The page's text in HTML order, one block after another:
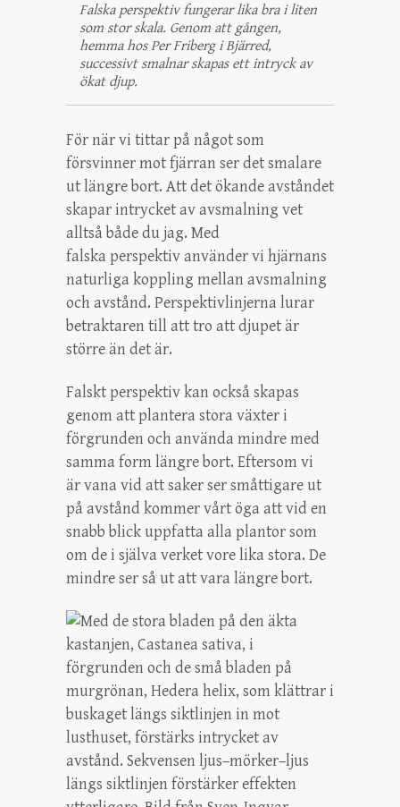
Falska perspektiv fungerar lika bra i liten
som stor skala. Genom att gången,
hemma hos Per Friberg i Bjärred,
successivt smalnar skapas ett intryck av
ökat djup.
För när vi tittar på något som
försvinner mot fjärran ser det smalare
ut längre bort. Att det ökande avståndet
skapar intrycket av avsmalning vet
alltså både du jag. Med
falska perspektiv använder vi hjärnans
naturliga koppling mellan avsmalning
och avstånd. Perspektivlinjerna lurar
betraktaren till att tro att djupet är
större än det är.
Falskt perspektiv kan också skapas
genom att plantera stora växter i
förgrunden och använda mindre med
samma form längre bort. Eftersom vi
är vana vid att saker ser småttigare ut
på avstånd kommer vårt öga att vid en
snabb blick uppfatta alla plantor som
om de i själva verket vore lika stora. De
mindre ser så ut att vara längre bort.